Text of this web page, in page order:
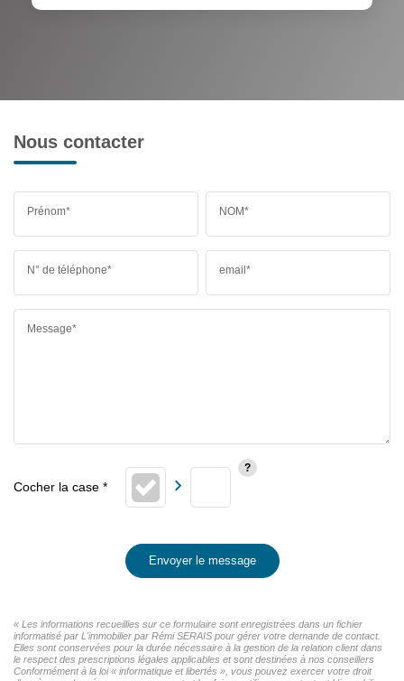
Nous contacter
Prénom* NOM*
N° de téléphone* email*
Message*
Envoyer le message
« Les informations recueillies sur ce formulaire sont enregistrées dans un fichier
informatisé par L'immobilier par Rémi SERAIS pour gérer votre demande de contact.
Elles sont conservées pour la durée nécessaire à la gestion de la relation client dans
le respect des prescriptions légales applicables et sont destinées à nos conseillers
Conformément à la loi « informatique et libertés », vous pouvez exercer votre droit